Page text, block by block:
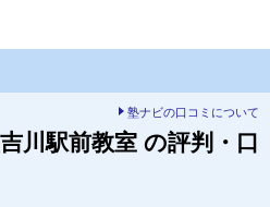
塾ナビの口コミについて
吉川駅前教室 の評判・口